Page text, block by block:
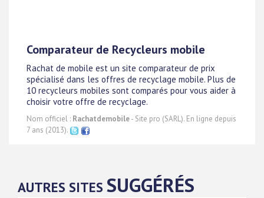
Comparateur de Recycleurs mobile
Rachat de mobile est un site comparateur de prix
spécialisé dans les offres de recyclage mobile. Plus de
10 recycleurs mobiles sont comparés pour vous aider à
choisir votre offre de recyclage.
Nom officiel : Rachatdemobile- Site pro (SARL). En ligne depuis
7 ans (2013).
AUTRES SITES SUGGÉRÉS